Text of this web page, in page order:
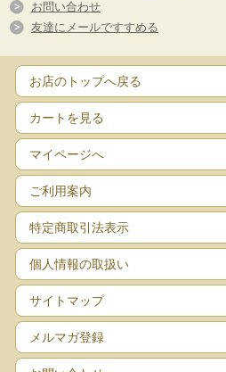
・ヘビーオンス（15オンス以上）
→やや重みのあるデニム地でパンツやジャケッ
→重くて厚いデニムでワークウェアやハード
ど。
お子様の入園準備/入学準備や趣味で衣類を製
幅広くご家庭でお使い頂けます♪
※付属品※
電源コード・フットペダル・押さえ各種・ボ
糸立て・ドライバー
※北海道/沖縄/離島は別途送料発生致します。
商品詳細
FY
e310
お問い合わせ
友達にメールですすめる
お店のトップへ戻る
カートを見る
マイページへ
ご利用案内
特定商取引法表示
個人情報の取扱い
サイトマップ
メルマガ登録